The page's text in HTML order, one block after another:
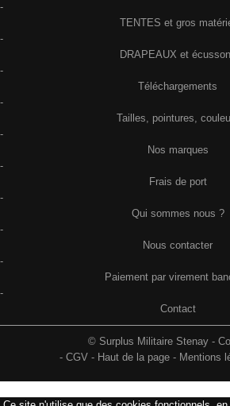
-
TENTES et gros
-
DRAPEAUX et
-
Téléchargements
-
Tailles, pointures,
-
Nos marques
-
Frais de port
-
Qui sommes nous ?
-
Nous contacter
-
Paiement par virement
-
Contact
© Surplus Militaire Stenay -
- CGV - Haut de la page - Mentions